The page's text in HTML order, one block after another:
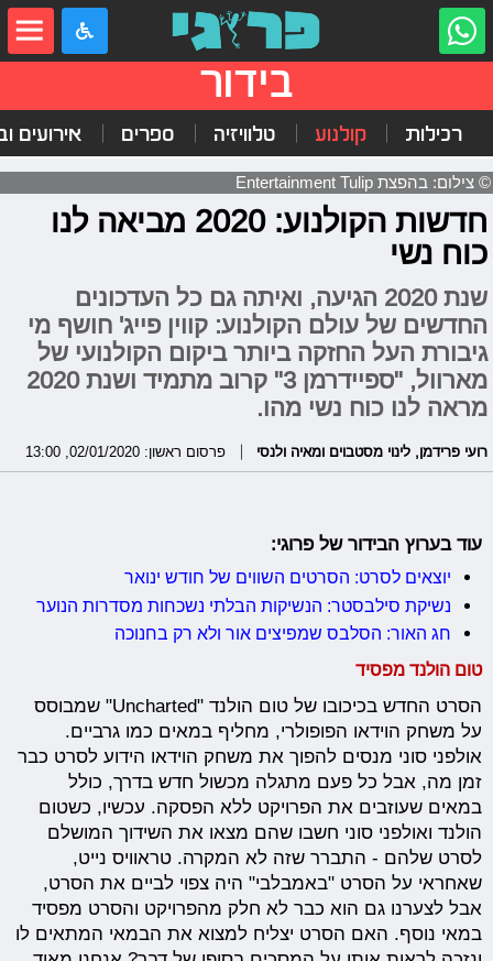
בידור
רכילות קולנוע טלוויזיה ספרים אירועים
© צילום: בהפצת Entertainment Tulip
חדשות הקולנוע: 2020 מביאה לנו
כוח נשי
שנת 2020 הגיעה, ואיתה גם כל העדכונים
החדשים של עולם הקולנוע: קווין פייג' חושף מי
גיבורת העל החזקה ביותר ביקום הקולנועי של
מארוול, "ספיידרמן 3" קרוב מתמיד ושנת 2020
מראה לנו כוח נשי מהו.
רועי פרידמן, לינוי מסטבוים ומאיה ולנסי פרסום ראשון: 02/01/2020, 13:00
עוד בערוץ הבידור של פרוגי:
יוצאים לסרט: הסרטים השווים של חודש ינואר
נשיקת סילבסטר: הנשיקות הבלתי נשכחות מסדרות הנוער
חג האור: הסלבס שמפיצים אור ולא רק בחנוכה
טום הולנד מפסיד
הסרט החדש בכיכובו של טום הולנד "Uncharted" שמבוסס
על משחק הוידאו הפופולרי, מחליף במאים כמו גרביים.
אולפני סוני מנסים להפוך את משחק הוידאו הידוע לסרט כבר
זמן מה, אבל כל פעם מתגלה מכשול חדש בדרך, כולל
במאים שעוזבים את הפרויקט ללא הפסקה. עכשיו, כשטום
הולנד ואולפני סוני חשבו שהם מצאו את השידוך המושלם
לסרט שלהם - התברר שזה לא המקרה. טראוויס נייט,
שאחראי על הסרט "באמבלבי" היה צפוי לביים את הסרט,
אבל לצערנו גם הוא כבר לא חלק מהפרויקט והסרט מפסיד
במאי נוסף. האם הסרט יצליח למצוא את הבמאי המתאים לו